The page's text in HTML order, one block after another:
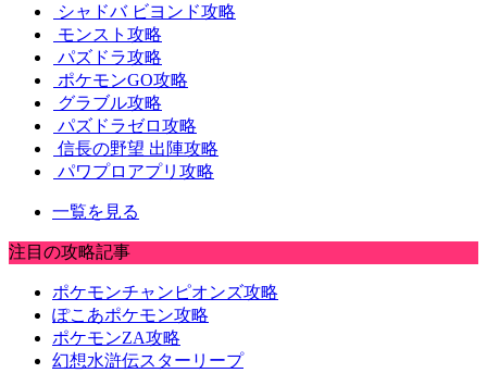
シャドバ ビヨンド攻略
モンスト攻略
パズドラ攻略
ポケモンGO攻略
グラブル攻略
パズドラゼロ攻略
信長の野望 出陣攻略
パワプロアプリ攻略
一覧を見る
注目の攻略記事
ポケモンチャンピオンズ攻略
ぽこあポケモン攻略
ポケモンZA攻略
幻想水滸伝スターリープ